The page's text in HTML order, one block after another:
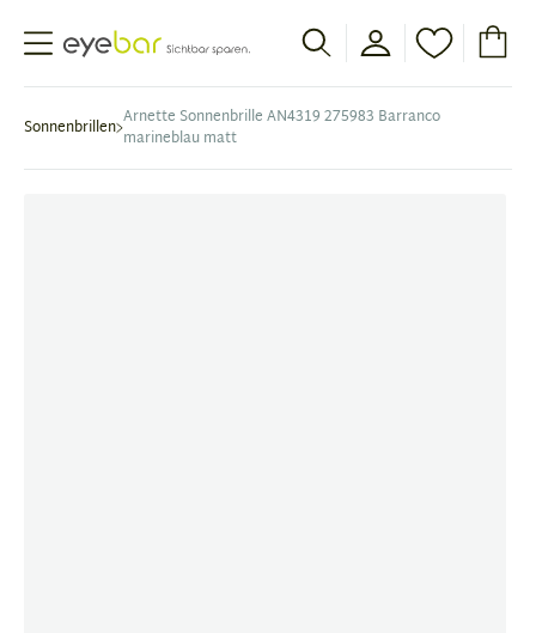
Abele Optic
Sonnenbrillen Arnette Sonnenbrille AN4319 275983 Barranco
marineblau matt